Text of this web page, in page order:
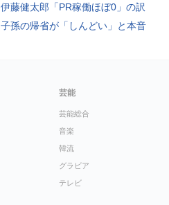
伊藤健太郎「PR稼働ほぼ0」の訳
子孫の帰省が「しんどい」と本音
芸能
芸能総合
音楽
韓流
グラビア
テレビ